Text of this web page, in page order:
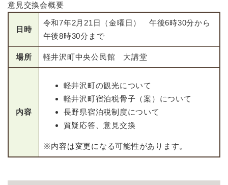
意見交換会概要
日時
令和7年2月21日（金曜日） 午後6時30分から
午後8時30分まで
場所 軽井沢町中央公民館 大講堂
内容
軽井沢町の観光について
軽井沢町宿泊税骨子（案）について
長野県宿泊税制度について
質疑応答、意見交換
※内容は変更になる可能性があります。